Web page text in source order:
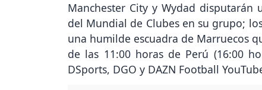
Manchester City y Wydad
del Mundial de Clubes en su grupo;
una humilde escuadra de Marruecos
de las 11:00 horas de Perú (16:00
DSports, DGO y DAZN Football